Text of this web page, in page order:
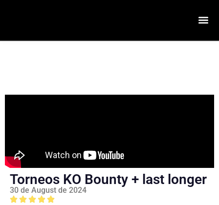
Torneos KO Bounty + last longer
30 de August de 2024